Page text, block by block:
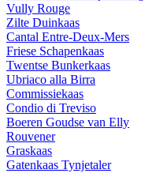
Vully Rouge
Zilte Duinkaas
Cantal Entre-Deux-Mers
Friese Schapenkaas
Twentse Bunkerkaas
Ubriaco alla Birra
Commissiekaas
Condio di Treviso
Boeren Goudse van Elly
Rouvener
Graskaas
Gatenkaas Tynjetaler